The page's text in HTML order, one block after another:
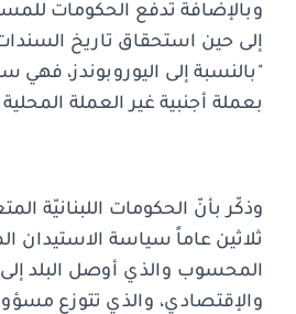
وبالإضافة تدفع الحكومات
إلى حين استحقاق تاريخ
"بالنسبة إلى اليوروبوندز، فهي
بعملة أجنبية غير العملة
وذكّر بأنّ الحكومات اللبنانيّة
ثلاثين عاماً سياسة الاستيدان
المحسوب والذي أوصل البلد إلى
والإقتصادي، والذي تتوزع